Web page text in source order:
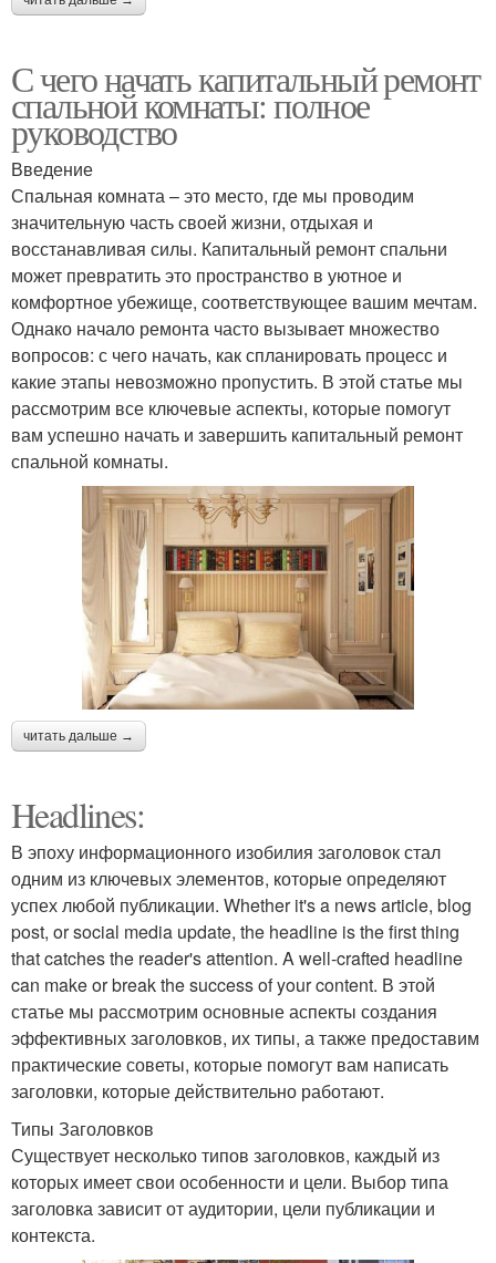
С чего начать капитальный ремонт
спальной комнаты: полное
руководство
Введение
Спальная комната – это место, где мы проводим
значительную часть своей жизни, отдыхая и
восстанавливая силы. Капитальный ремонт спальни
может превратить это пространство в уютное и
комфортное убежище, соответствующее вашим мечтам.
Однако начало ремонта часто вызывает множество
вопросов: с чего начать, как спланировать процесс и
какие этапы невозможно пропустить. В этой статье мы
рассмотрим все ключевые аспекты, которые помогут
вам успешно начать и завершить капитальный ремонт
спальной комнаты.
читать дальше →
Headlines:
В эпоху информационного изобилия заголовок стал
одним из ключевых элементов, которые определяют
успех любой публикации. Whether it's a news article, blog
post, or social media update, the headline is the first thing
that catches the reader's attention. A well-crafted headline
can make or break the success of your content. В этой
статье мы рассмотрим основные аспекты создания
эффективных заголовков, их типы, а также предоставим
практические советы, которые помогут вам написать
заголовки, которые действительно работают.
Типы Заголовков
Существует несколько типов заголовков, каждый из
которых имеет свои особенности и цели. Выбор типа
заголовка зависит от аудитории, цели публикации и
контекста.